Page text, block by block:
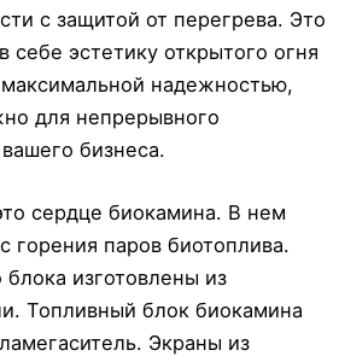
с защитой от перегрева. Это
себе эстетику открытого огня
надежностью,
для непрерывного
бизнеса.
сердце биокамина. В нем
горения паров биотоплива.
изготовлены из
Топливный блок биокамина
Экраны из